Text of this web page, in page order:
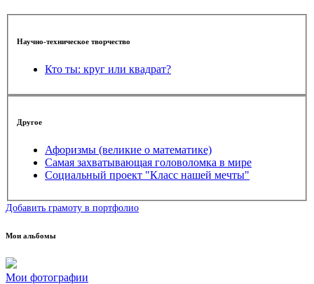
Научно-техническое творчество
Кто ты: круг или квадрат?
Другое
Афоризмы (великие о математике)
Самая захватывающая головоломка в мире
Социальный проект "Класс нашей мечты"
Добавить грамоту в портфолио
Мои альбомы
Мои фотографии